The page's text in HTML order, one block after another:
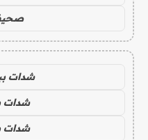
شدات
شدات
شدات